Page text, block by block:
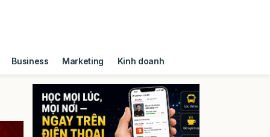
Business Marketing Kinh doanh